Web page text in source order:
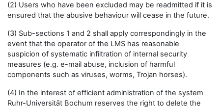
(2) Users who have been excluded may be readmitted if it is
ensured that the abusive behaviour will cease in the future.
(3) Sub-sections 1 and 2 shall apply correspondingly in the
event that the operator of the LMS has reasonable
suspicion of systematic infiltration of internal security
measures (e.g. e-mail abuse, inclusion of harmful
components such as viruses, worms, Trojan horses).
(4) In the interest of efficient administration of the system
Ruhr-Universität Bochum reserves the right to delete the